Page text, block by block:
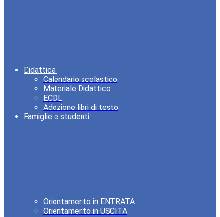
Didattica
Calendario scolastico
Materiale Didattico
ECDL
Adozione libri di testo
Famiglie e studenti
Orientamento in ENTRATA
Orientamento in USCITA